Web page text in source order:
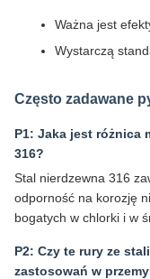
Ważna jest
Wystarczą
Często zadawane
P1: Jaka jest różnica
316?
Stal nierdzewna 316
odporność na korozję
bogatych w chlorki i w
P2: Czy te rury ze
zastosowań w